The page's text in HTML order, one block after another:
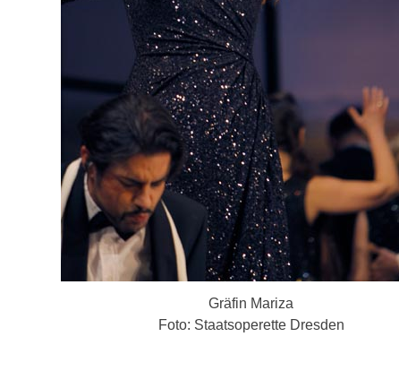
Gräfin Mariza
Foto: Staatsoperette Dresden